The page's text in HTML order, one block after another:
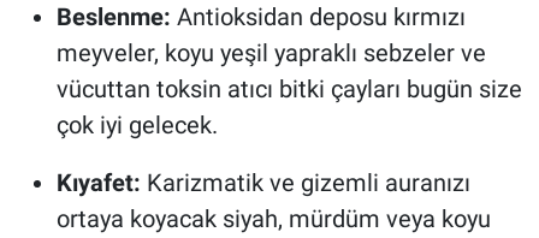
Beslenme: Antioksidan deposu kırmızı
meyveler, koyu yeşil yapraklı sebzeler ve
vücuttan toksin atıcı bitki çayları bugün size
çok iyi gelecek.
Kıyafet: Karizmatik ve gizemli auranızı
ortaya koyacak siyah, mürdüm veya koyu